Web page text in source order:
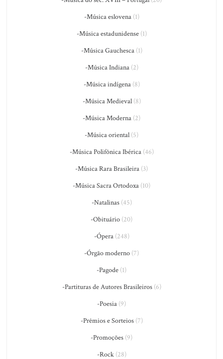
-Música eslovena(1)
-Música estadunidense(1)
-Música Gauchesca(1)
-Música Indiana(2)
-Música indígena(8)
-Música Medieval(8)
-Música Moderna (2)
-Música oriental (5)
-Música Polifônica Ibérica(46)
-Música Rara Brasileira (3)
-Música Sacra Ortodoxa (10)
-Natalinas(45)
-Obituário (20)
-Ópera(248)
-Órgão moderno (7)
-Pagode (1)
-Partituras de Autores Brasileiros(6)
-Poesia (9)
-Prêmios e Sorteios(7)
-Promoções (9)
-Rock(28)